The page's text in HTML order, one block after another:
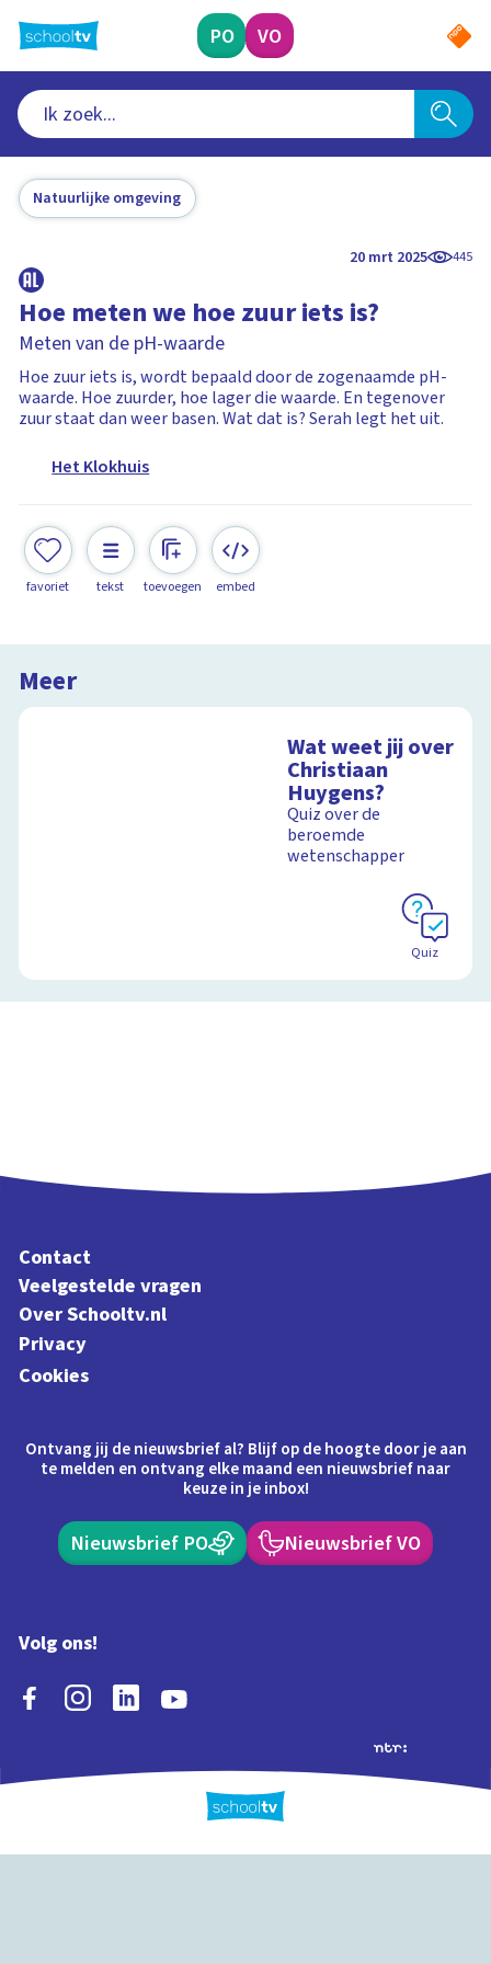
naar
hoofdinhoud
PO VO
Natuurlijke omgeving
20 mrt 2025 445
Hoe meten we hoe zuur iets is?
Meten van de pH-waarde
Hoe zuur iets is, wordt bepaald door de zogenaamde pH-
waarde. Hoe zuurder, hoe lager die waarde. En tegenover
zuur staat dan weer basen. Wat dat is? Serah legt het uit.
Het Klokhuis
favoriet tekst toevoegen embed
Meer
Wat weet jij over
Christiaan
Huygens?
Quiz over de
beroemde
wetenschapper
Quiz
Contact
Veelgestelde vragen
Over Schooltv.nl
Privacy
Cookies
Ontvang jij de nieuwsbrief al? Blijf op de hoogte door je aan
te melden en ontvang elke maand een nieuwsbrief naar
keuze in je inbox!
Nieuwsbrief PO Nieuwsbrief VO
Volg ons!